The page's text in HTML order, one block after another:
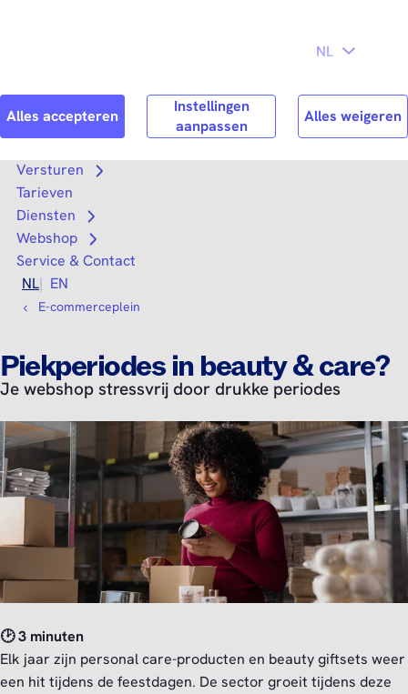
Search Zoek
Versturen
Open submenu
Tarieven
Diensten
Open submenu
Webshop
Open submenu
Service & Contact
NL
EN
E-commerceplein
Piekperiodes in beauty & care?
Je webshop stressvrij door drukke periodes
🕑 3 minuten
Elk jaar zijn personal care-producten en beauty giftsets weer
een hit tijdens de feestdagen. De sector groeit tijdens deze